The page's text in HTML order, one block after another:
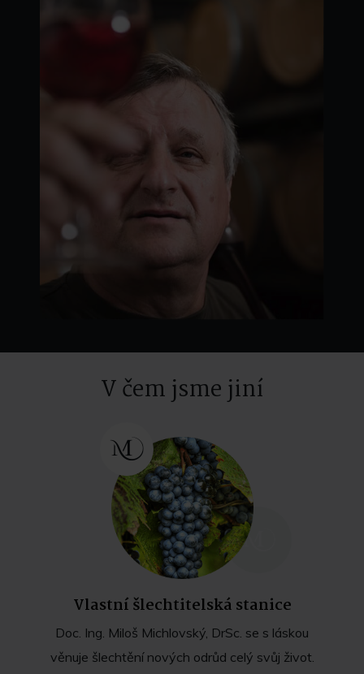
V čem jsme jiní
Vlastní šlechtitelská stanice
Doc. Ing. Miloš Michlovský, DrSc. se s láskou
věnuje šlechtění nových odrůd celý svůj život.